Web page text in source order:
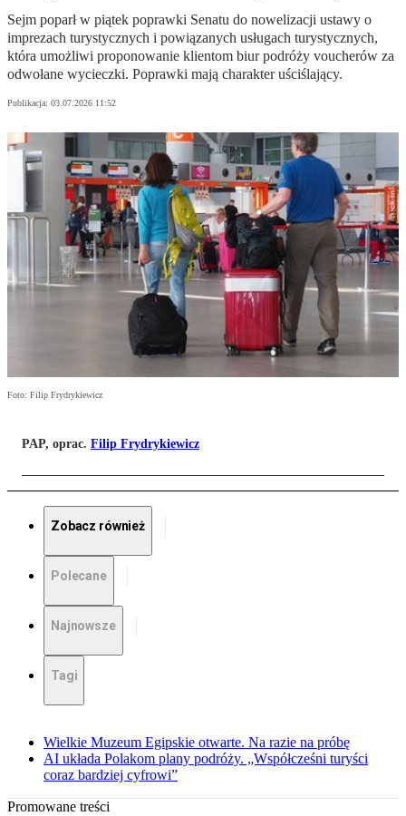
Sejm poparł w piątek poprawki Senatu do nowelizacji ustawy o
imprezach turystycznych i powiązanych usługach turystycznych,
która umożliwi proponowanie klientom biur podróży voucherów za
odwołane wycieczki. Poprawki mają charakter uściślający.
Publikacja: 03.07.2026 11:52
Foto: Filip Frydrykiewicz
PAP, oprac. Filip Frydrykiewicz
Zobacz również
Polecane
Najnowsze
Tagi
Wielkie Muzeum Egipskie otwarte. Na razie na próbę
AI układa Polakom plany podróży. „Współcześni turyści
coraz bardziej cyfrowi”
Promowane treści